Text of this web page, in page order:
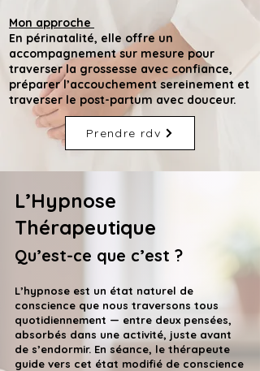
Mon approche
En périnatalité, elle offre un
accompagnement sur mesure pour
traverser la grossesse avec confiance,
préparer l’accouchement sereinement et
traverser le post-partum avec douceur.
Prendre rdv
L’Hypnose
Thérapeutique
Qu’est-ce que c’est ?
L’hypnose est un état naturel de
conscience que nous traversons tous
quotidiennement — entre deux pensées,
absorbés dans une activité, juste avant
de s’endormir. En séance, le thérapeute
guide vers cet état modifié de conscience